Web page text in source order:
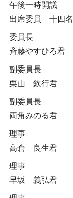
午後一時開議
出席委員 十四名
委員長
斉藤やすひろ君
副委員長
栗山 欽行君
副委員長
両角みのる君
理事
高倉 良生君
理事
早坂 義弘君